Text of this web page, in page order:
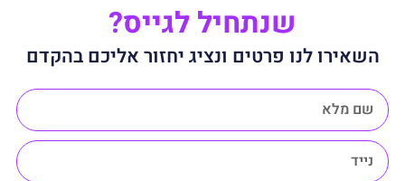
שנתחיל לגייס?
השאירו לנו פרטים ונציג יחזור אליכם בהקדם